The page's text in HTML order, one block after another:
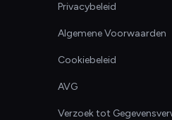
Privacybeleid
Algemene Voorwaarden
Cookiebeleid
AVG
Verzoek tot